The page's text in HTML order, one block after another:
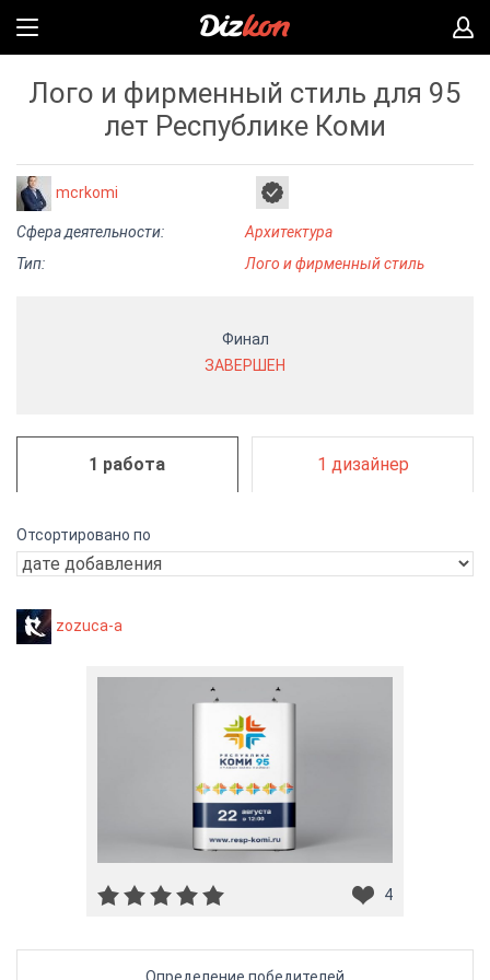
Лого и фирменный стиль для 95
лет Республике Коми
mcrkomi
Сфера деятельности:
Архитектура
Тип:
Лого и фирменный стиль
Финал
ЗАВЕРШЕН
1 работа 1 дизайнер
Отсортировано по
zozuca-a
4